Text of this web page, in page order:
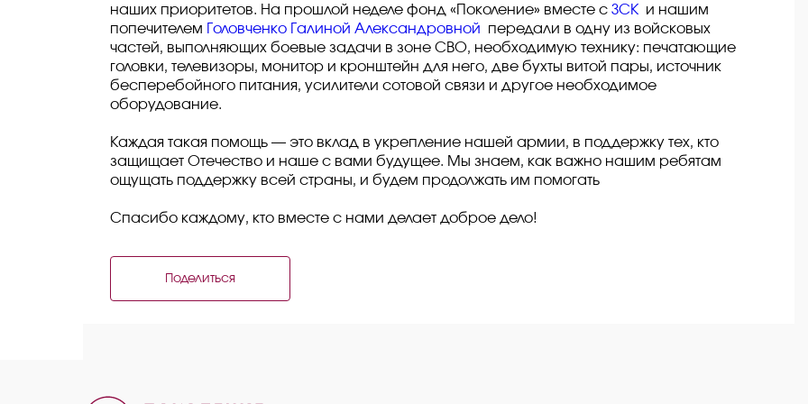
наших приоритетов. На прошлой неделе фонд «Поколение» вместе с ЗСК и нашим
попечителем
Головченко Галиной Александровной передали в одну из войсковых
частей, выполняющих боевые задачи в зоне СВО, необходимую технику: печатающие
головки, телевизоры, монитор и кронштейн для него, две бухты витой пары, источник
бесперебойного питания, усилители сотовой связи и другое необходимое
оборудование.
Каждая такая помощь — это вклад в укрепление нашей армии, в поддержку тех, кто
защищает Отечество и наше с вами будущее. Мы знаем, как важно нашим ребятам
ощущать поддержку всей страны, и будем продолжать им помогать
Спасибо каждому, кто вместе с нами делает доброе дело!
Поделиться